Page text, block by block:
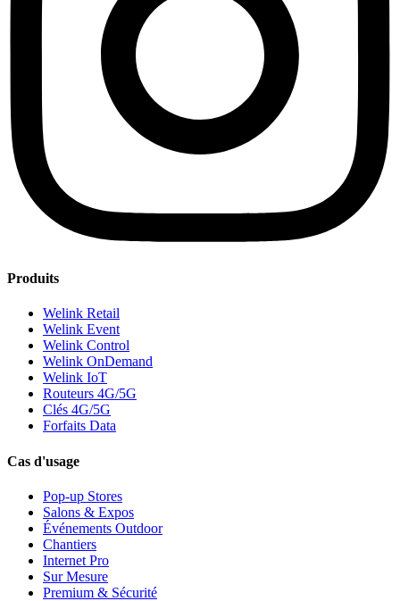
Produits
Welink Retail
Welink Event
Welink Control
Welink OnDemand
Welink IoT
Routeurs 4G/5G
Clés 4G/5G
Forfaits Data
Cas d'usage
Pop-up Stores
Salons & Expos
Événements Outdoor
Chantiers
Internet Pro
Sur Mesure
Premium & Sécurité